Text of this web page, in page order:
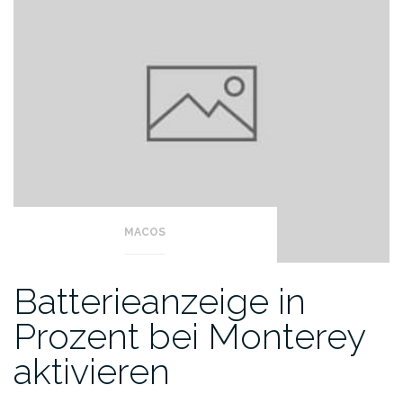
MACOS
Batterieanzeige in
Prozent bei Monterey
aktivieren